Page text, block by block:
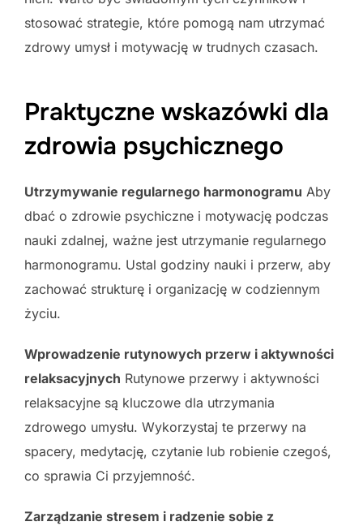
stosować strategie, które pomogą nam utrzymać
zdrowy umysł i motywację w trudnych czasach.
Praktyczne wskazówki dla
zdrowia psychicznego
Utrzymywanie regularnego harmonogramu Aby
dbać o zdrowie psychiczne i motywację podczas
nauki zdalnej, ważne jest utrzymanie regularnego
harmonogramu. Ustal godziny nauki i przerw, aby
zachować strukturę i organizację w codziennym
życiu.
Wprowadzenie rutynowych przerw i aktywności
relaksacyjnych Rutynowe przerwy i aktywności
relaksacyjne są kluczowe dla utrzymania
zdrowego umysłu. Wykorzystaj te przerwy na
spacery, medytację, czytanie lub robienie czegoś,
co sprawia Ci przyjemność.
Zarządzanie stresem i radzenie sobie z